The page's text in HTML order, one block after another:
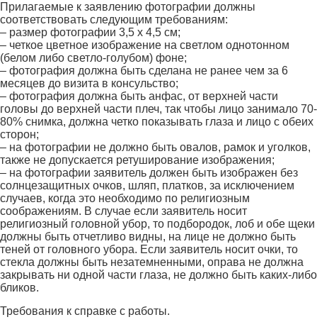
Прилагаемые к заявлению фотографии должны
соответствовать следующим требованиям:
– размер фотографии 3,5 х 4,5 см;
– четкое цветное изображение на светлом однотонном
(белом либо светло-голубом) фоне;
– фотография должна быть сделана не ранее чем за 6
месяцев до визита в консульство;
– фотография должна быть анфас, от верхней части
головы до верхней части плеч, так чтобы лицо занимало 70-
80% снимка, должна четко показывать глаза и лицо с обеих
сторон;
– на фотографии не должно быть овалов, рамок и уголков,
также не допускается ретуширование изображения;
– на фотографии заявитель должен быть изображен без
солнцезащитных очков, шляп, платков, за исключением
случаев, когда это необходимо по религиозным
соображениям. В случае если заявитель носит
религиозный головной убор, то подбородок, лоб и обе щеки
должны быть отчетливо видны, на лице не должно быть
теней от головного убора. Если заявитель носит очки, то
стекла должны быть незатемненными, оправа не должна
закрывать ни одной части глаза, не должно быть каких-либо
бликов.
Требования к справке с работы.